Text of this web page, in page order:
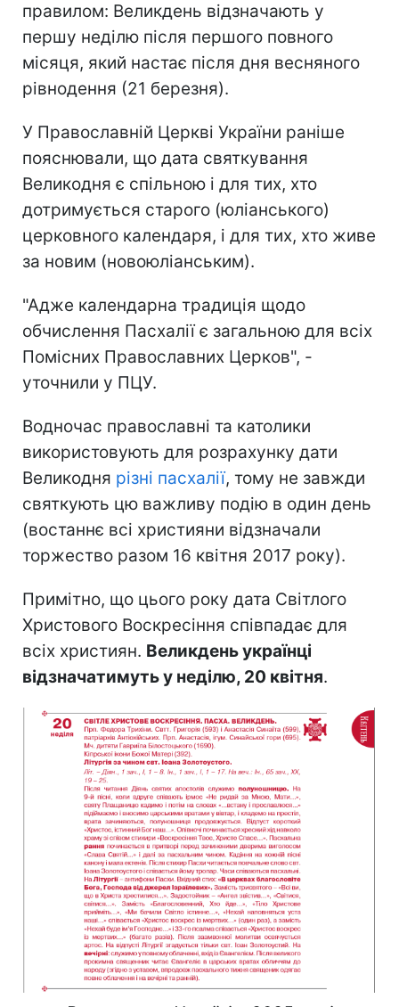
правилом: Великдень відзначають у
першу неділю після першого повного
місяця, який настає після дня весняного
рівнодення (21 березня).
У Православній Церкві України раніше
пояснювали, що дата святкування
Великодня є спільною і для тих, хто
дотримується старого (юліанського)
церковного календаря, і для тих, хто живе
за новим (новоюліанським).
"Адже календарна традиція щодо
обчислення Пасхалії є загальною для всіх
Помісних Православних Церков", -
уточнили у ПЦУ.
Водночас православні та католики
використовують для розрахунку дати
Великодня різні пасхалії, тому не завжди
святкують цю важливу подію в один день
(востаннє всі християни відзначали
торжество разом 16 квітня 2017 року).
Примітно, що цього року дата Світлого
Христового Воскресіння співпадає для
всіх християн. Великдень українці
відзначатимуть у неділю, 20 квітня.